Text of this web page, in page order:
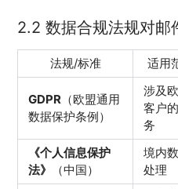
2.2 数据合规法规对邮
法规/标准 适用
GDPR （欧盟通用
数据保护条例）
涉及
客户
务
《个人信息保护
法》
（中国）
境内
处理